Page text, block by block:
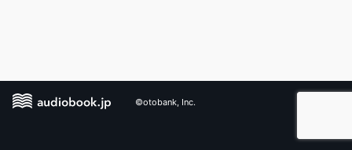
©otobank, Inc.